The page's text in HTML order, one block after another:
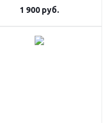
1 900руб.